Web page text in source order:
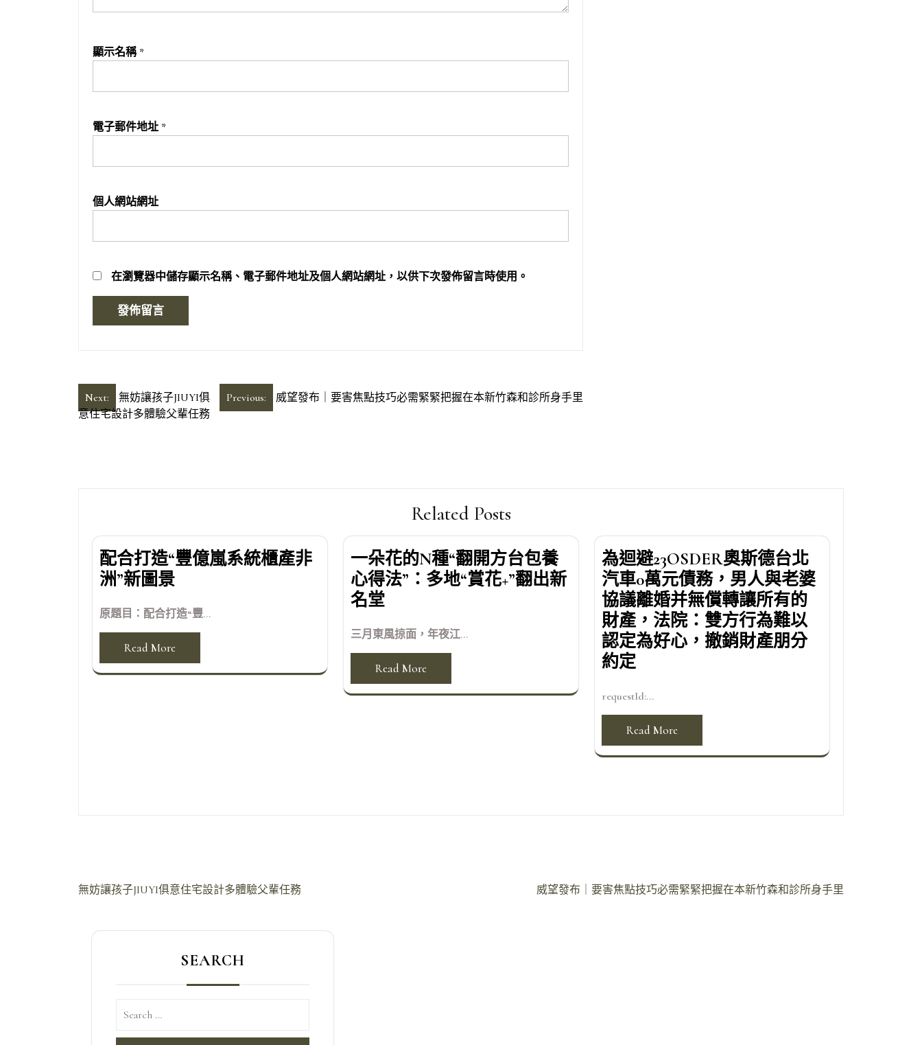
顯示名稱 *
電子郵件地址 *
個人網站網址
在瀏覽器中儲存顯示名稱、電子郵件地址及個人網站網址，以供下次發佈留言時使用。
文
章
Previous: 威望發布｜要害焦點技巧必需緊緊把握在本新竹森和診所身手里
Next:
無妨讓孩子JIUYI俱
意住宅設計多體驗父輩任務
Related Posts
配合打造“豐億嵐系統櫃產非
洲”新圖景
原題目：配合打造“豐...
Read More
一朵花的N種“翻開方台包養
心得法”：多地“賞花+”翻出新
名堂
三月東風掠面，年夜江...
Read More
為迴避23OSDER奧斯德台北
汽車0萬元債務，男人與老婆
協議離婚并無償轉讓所有的
財產，法院：雙方行為難以
認定為好心，撤銷財產朋分
約定
requestId:...
Read More
文
威望發布｜要害焦點技巧必需緊緊把握在本新竹森和診所身手里
無妨讓孩子JIUYI俱意住宅設計多體驗父輩任務
SEARCH